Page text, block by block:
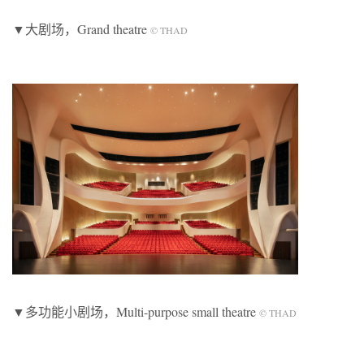
▼大剧场，Grand theatre © THAD
▼多功能小剧场，Multi-purpose small theatre © THAD